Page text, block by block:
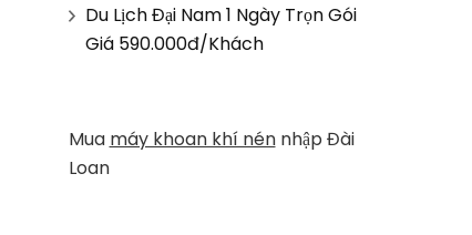
Du Lịch Đại Nam 1 Ngày Trọn Gói
Giá 590.000đ/Khách
Mua máy khoan khí nénnhập Đài
Loan